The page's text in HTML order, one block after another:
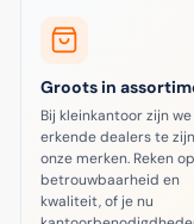
Groots in
Bij kleinkantoor zijn
erkende dealers te
onze merken. Reken op
betrouwbaarheid en
kwaliteit, of je nu